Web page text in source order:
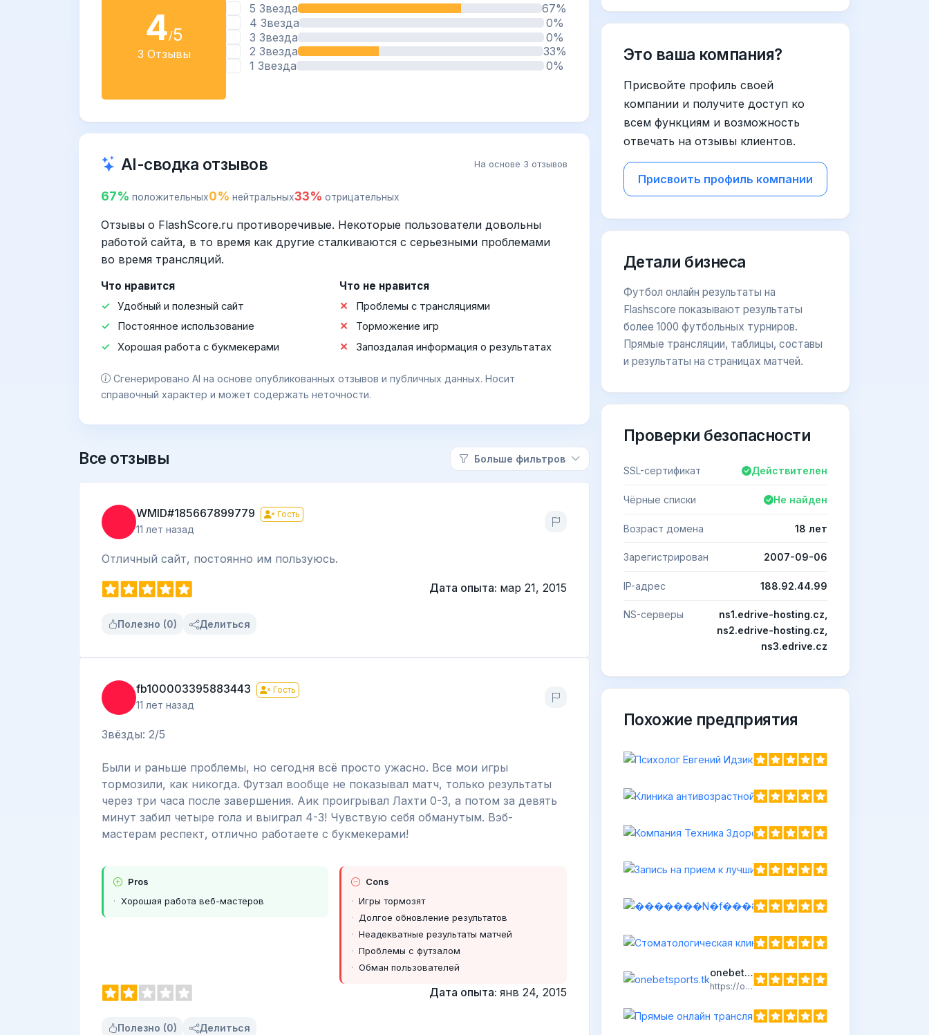
4/5
3 Отзывы
5 Звезда
67%
4 Звезда
0%
3 Звезда
0%
2 Звезда
33%
1 Звезда
0%
AI-сводка отзывов На основе 3 отзывов
67% положительных0% нейтральных33% отрицательных
Отзывы о FlashScore.ru противоречивые. Некоторые пользователи довольны
работой сайта, в то время как другие сталкиваются с серьезными проблемами
во время трансляций.
Что нравится
Удобный и полезный сайт
Постоянное использование
Хорошая работа с букмекерами
Что не нравится
Проблемы с трансляциями
Торможение игр
Запоздалая информация о результатах
Сгенерировано AI на основе опубликованных отзывов и публичных данных. Носит
справочный характер и может содержать неточности.
Все отзывы Больше фильтров
WMID#185667899779 Гость
11 лет назад
Отличный сайт, постоянно им пользуюсь.
Дата опыта: мар 21, 2015
Полезно (0) Делиться
fb100003395883443 Гость
11 лет назад
Звёзды: 2/5
Были и раньше проблемы, но сегодня всё просто ужасно. Все мои игры
тормозили, как никогда. Футзал вообще не показывал матч, только результаты
через три часа после завершения. Аик проигрывал Лахти 0-3, а потом за девять
минут забил четыре гола и выиграл 4-3! Чувствую себя обманутым. Вэб-
мастерам респект, отлично работаете с букмекерами!
Pros
Хорошая работа веб-мастеров
Cons
Игры тормозят
Долгое обновление результатов
Неадекватные результаты матчей
Проблемы с футзалом
Обман пользователей
Дата опыта: янв 24, 2015
Полезно (0) Делиться
Это ваша компания?
Присвойте профиль своей
компании и получите доступ ко
всем функциям и возможность
отвечать на отзывы клиентов.
Присвоить профиль компании
Детали бизнеса
Футбол онлайн результаты на
Flashscore показывают результаты
более 1000 футбольных турниров.
Прямые трансляции, таблицы, составы
и результаты на страницах матчей.
Проверки безопасности
SSL-сертификат Действителен
Чёрные списки Не найден
Возраст домена 18 лет
Зарегистрирован 2007-09-06
IP-адрес 188.92.44.99
NS-серверы
ns1.edrive-hosting.cz,
ns2.edrive-hosting.cz,
ns3.edrive.cz
Похожие предприятия
Психолог Евгений
https://idzikovsky.ru
onebetsports.tk
https://onebetsports.tk